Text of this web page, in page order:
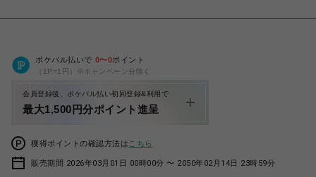
ポケパル払いで 0〜0ポイント
（1P=1円）※キャンペーン分除く
会員登録後、ポケパル払い初回登録&利用で
最大1,500円分ポイント進呈
獲得ポイントの確認方法は こちら
販売期間 2026年03月01日 00時00分 〜 2050年02月14日 23時59分